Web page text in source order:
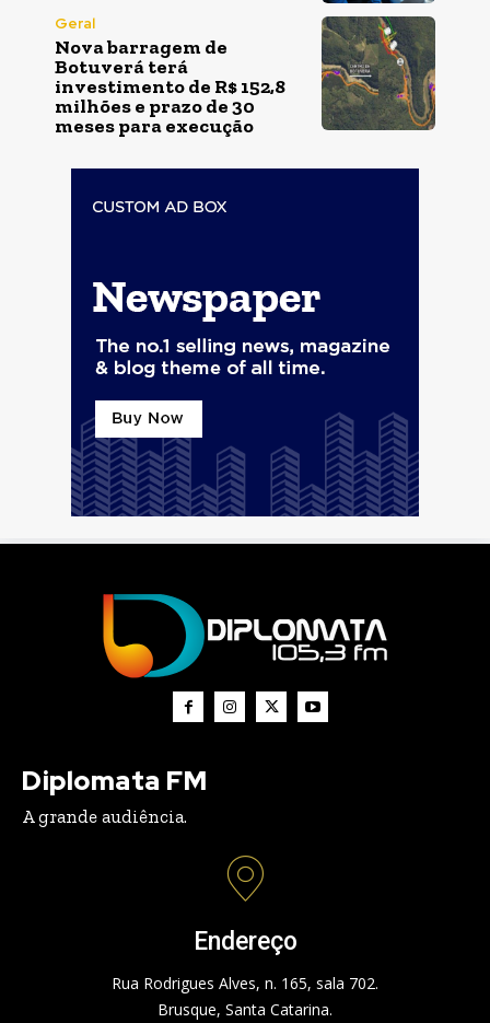
Geral
Nova barragem de
Botuverá terá
investimento de R$ 152,8
milhões e prazo de 30
meses para execução
Diplomata FM
A grande audiência.
Endereço
Rua Rodrigues Alves, n. 165, sala 702.
Brusque, Santa Catarina.